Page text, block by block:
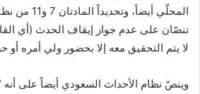
المحلّي أيضاً،
تنصّان على عدم جواز إيقاف الحدث (أي
لا يتم التحقيق معه إلا بحضور ولي أمره
وينصّ نظام الأحداث السعودي أيضاً على أنه